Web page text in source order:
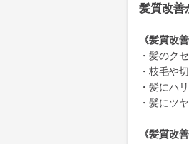
髪質改善
《髪質改
・髪のク
・枝毛や
・髪にハ
・髪にツ
《髪質改